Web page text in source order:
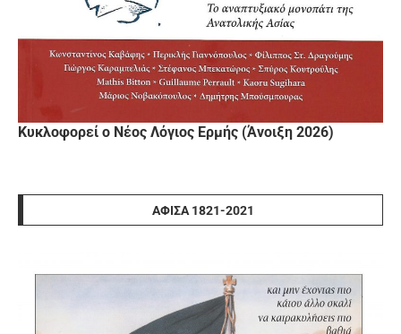
Κυκλοφορεί ο Νέος Λόγιος Ερμής (Άνοιξη 2026)
ΑΦΊΣΑ 1821-2021